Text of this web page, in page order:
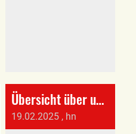
Übersicht über unsere Aktivitäten 2025
19.02.2025 , hn